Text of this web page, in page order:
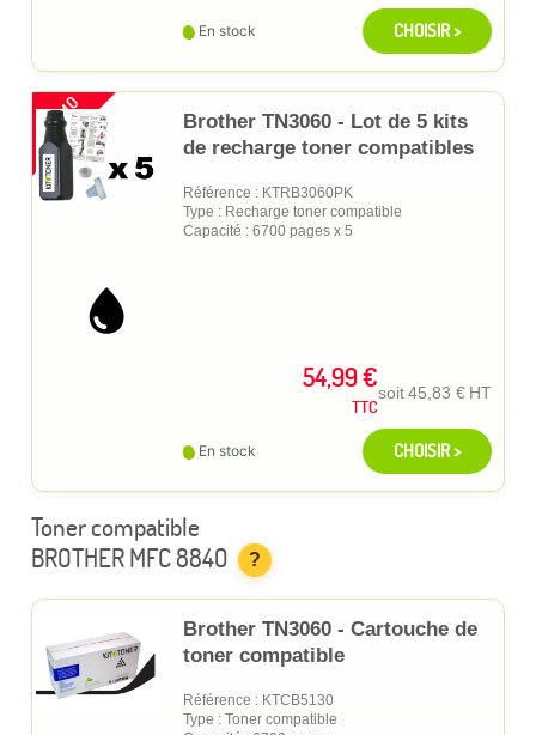
En stock CHOISIR >
PROMO
Brother TN3060 - Lot de 5 kits
de recharge toner compatibles
Référence : KTRB3060PK
Type : Recharge toner compatible
Capacité : 6700 pages x 5
54,99 €
TTC
soit45,83 € HT
En stock CHOISIR >
Toner compatible
BROTHER MFC 8840
?
Brother TN3060 - Cartouche de
toner compatible
Référence : KTCB5130
Type : Toner compatible